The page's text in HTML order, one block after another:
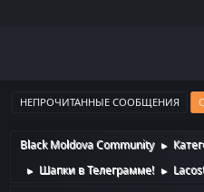
НЕПРОЧИТАННЫЕ СООБЩЕНИЯ
Black Moldova Community ►
► Шапки в Телеграмме! ►